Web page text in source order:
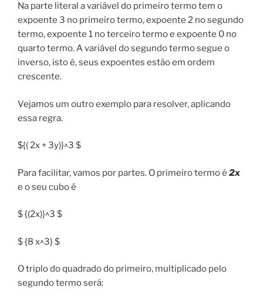
Na parte literal a variável do primeiro termo tem o
expoente 3 no primeiro termo, expoente 2 no segundo
termo, expoente 1 no terceiro termo e expoente 0 no
quarto termo. A variável do segundo termo segue o
inverso, isto é, seus expoentes estão em ordem
crescente.
Vejamos um outro exemplo para resolver, aplicando
essa regra.
${( 2x + 3y)}^3 $
Para facilitar, vamos por partes. O primeiro termo é 2x
e o seu cubo é
$ {(2x)}^3 $
$ {8 x^3} $
O triplo do quadrado do primeiro, multiplicado pelo
segundo termo será: